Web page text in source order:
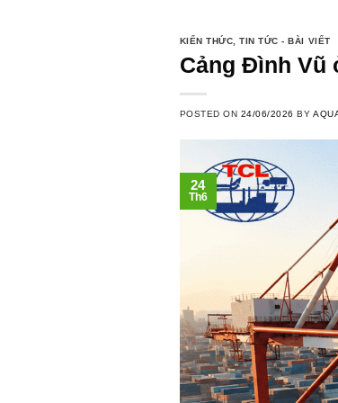
KIẾN THỨC ,TIN TỨC - BÀI VIẾT
Cảng Đình Vũ
POSTED ON 24/06/2026 BY
24
Th6